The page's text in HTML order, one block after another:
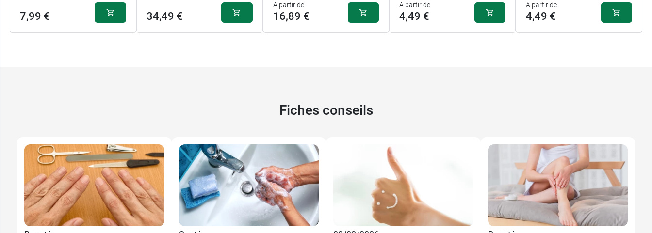
7,99 € 34,49 €
A partir de
16,89 €
16,89 €
A partir de
4,49 €
A partir de
4,49 €
Fiches conseils